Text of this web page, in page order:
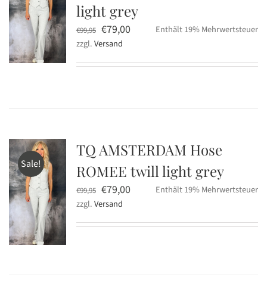
light grey
€99,95 Ursprünglicher
Preis
war:
€79,00Aktueller
ist:
Enthält 19% Mehrwertsteuer
zzgl.Versand
Sale!
TQ AMSTERDAM Hose
ROMEE twill light grey
€99,95 Ursprünglicher
Preis
war:
€79,00Aktueller
ist:
Enthält 19% Mehrwertsteuer
zzgl.Versand